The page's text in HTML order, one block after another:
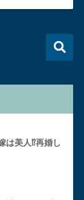
は美人⁉︎再婚し